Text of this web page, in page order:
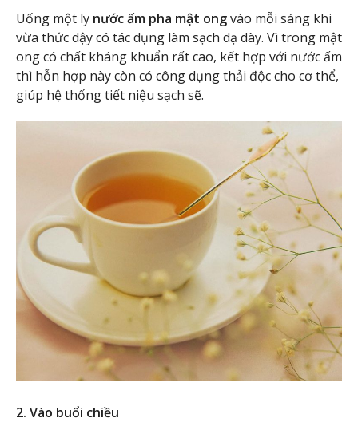
Uống một ly nước ấm pha mật ongvào mỗi sáng khi
vừa thức dậy có tác dụng làm sạch dạ dày. Vì trong mật
ong có chất kháng khuẩn rất cao, kết hợp với nước ấm
thì hỗn hợp này còn có công dụng thải độc cho cơ thể,
giúp hệ thống tiết niệu sạch sẽ.
2. Vào buổi chiều